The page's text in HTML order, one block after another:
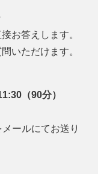
お答えします。
いただけます。
（90分）
ールにてお送り